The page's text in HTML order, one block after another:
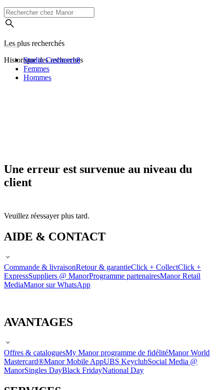
Les plus recherchés
Historique des recherches
Studio Cashmere8
Femmes
Hommes
Une erreur est survenue au niveau du
client
Veuillez réessayer plus tard.
AIDE & CONTACT
Commande & livraisonRetour & garantieClick + CollectClick +
ExpressSuppliers @ ManorProgramme partenairesManor Retail
MediaManor sur WhatsApp
AVANTAGES
Offres & cataloguesMy Manor programme de fidélitéManor World
Mastercard®Manor Mobile AppUBS KeyclubSocial Media @
ManorSingles DayBlack FridayNational Day